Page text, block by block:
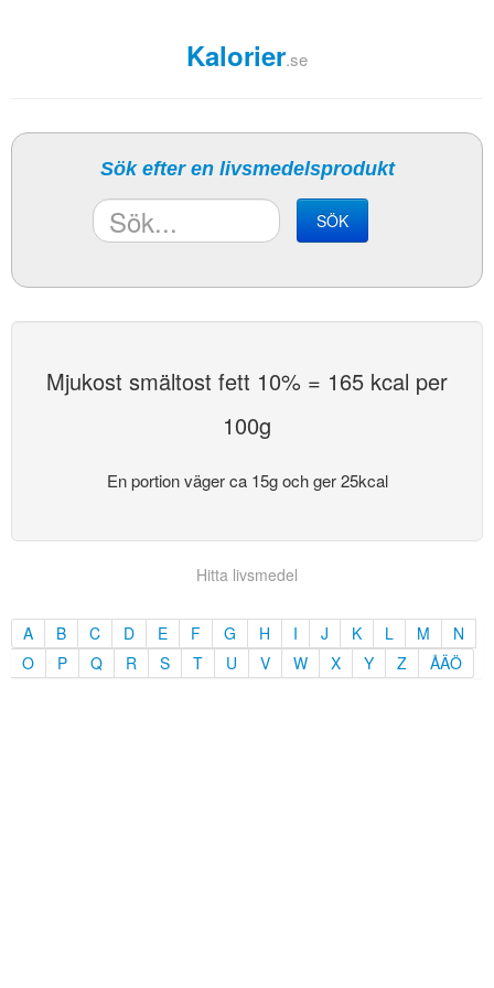
Kalorier.se
Sök efter en livsmedelsprodukt
SÖK
Mjukost smältost fett 10% = 165 kcal per
100g
En portion väger ca 15g och ger 25kcal
Hitta livsmedel
A B C D E F G H I J K L M
N
O
P Q R S T U V W X Y Z ÅÄÖ